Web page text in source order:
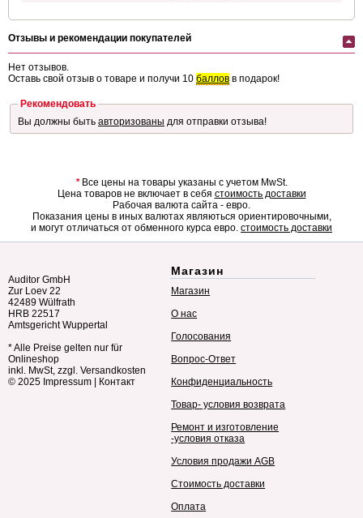
Отзывы и рекомендации покупателей
Нет отзывов.
Оставь свой отзыв о товаре и получи 10 баллов в подарок!
Рекомендовать
Вы должны быть авторизованы для отправки отзыва!
*Все цены на товары указаны с учетом MwSt.
Цена товаров не включает в себя стоимость доставки
Рабочая валюта сайта - евро.
Показания цены в иных валютах являються ориентировочными,
и могут отличаться от обменного курса евро. стоимость доставки
Auditor GmbH
Zur Loev 22
42489 Wülfrath
HRB 22517
Amtsgericht Wuppertal
* Alle Preise gelten nur für
Onlineshop
inkl. MwSt, zzgl. Versandkosten
© 2025 Impressum Контакт
Магазин
Магазин
О нас
Голосования
Вопрос-Ответ
Конфиденциальность
Товар- условия возврата
Ремонт и изготовление
-условия отказа
Условия продажи AGB
Стоимость доставки
Оплата